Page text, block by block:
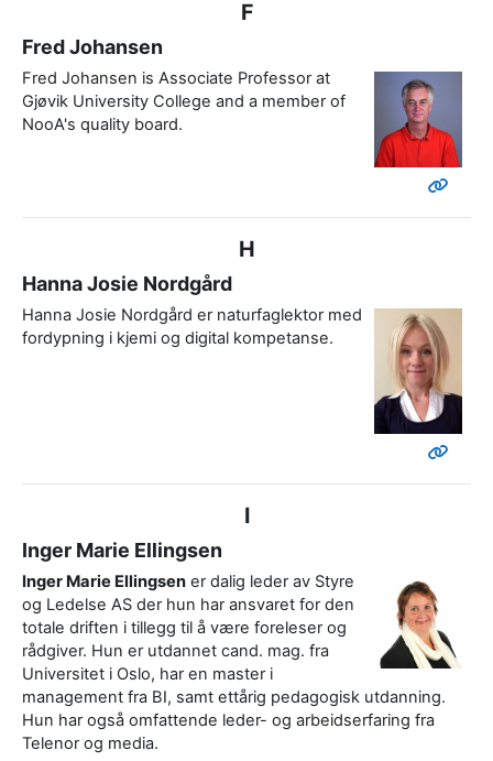
F
Fred Johansen
Fred Johansen is Associate Professor at
Gjøvik University College and a member of
NooA's quality board.
H
Hanna Josie Nordgård
Hanna Josie Nordgård er naturfaglektor med
fordypning i kjemi og digital kompetanse.
I
Inger Marie Ellingsen
Inger Marie Ellingsen er dalig leder av Styre
og Ledelse AS der hun har ansvaret for den
totale driften i tillegg til å være foreleser og
rådgiver. Hun er utdannet cand. mag. fra
Universitet i Oslo, har en master i
management fra BI, samt ettårig pedagogisk utdanning.
Hun har også omfattende leder- og arbeidserfaring fra
Telenor og media.